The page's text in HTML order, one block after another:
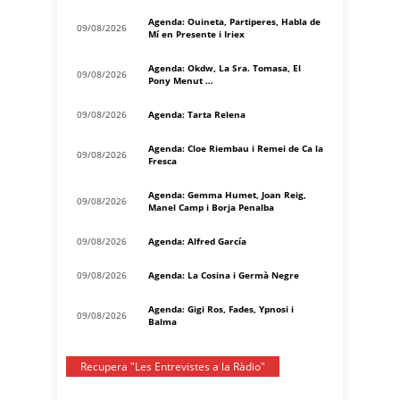
09/08/2026
Agenda: Ouineta, Partiperes, Habla de
Mí en Presente i Iriex
09/08/2026
Agenda: Okdw, La Sra. Tomasa, El
Pony Menut …
09/08/2026 Agenda: Tarta Relena
09/08/2026
Agenda: Cloe Riembau i Remei de Ca la
Fresca
09/08/2026
Agenda: Gemma Humet, Joan Reig,
Manel Camp i Borja Penalba
09/08/2026 Agenda: Alfred García
09/08/2026 Agenda: La Cosina i Germà Negre
09/08/2026
Agenda: Gigi Ros, Fades, Ypnosi i
Balma
Recupera "Les Entrevistes a la Ràdio"